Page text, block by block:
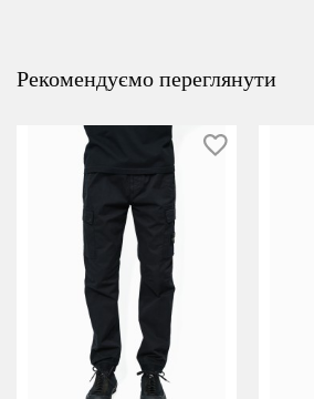
Рекомендуємо переглянути